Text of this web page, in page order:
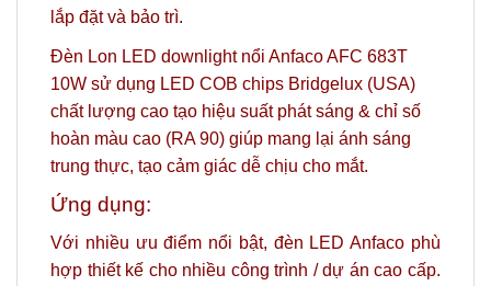
lắp đặt và bảo trì.
Đèn Lon LED downlight nổi Anfaco AFC 683T
10W sử dụng LED COB chips Bridgelux (USA)
chất lượng cao tạo hiệu suất phát sáng & chỉ số
hoàn màu cao (RA 90) giúp mang lại ánh sáng
trung thực, tạo cảm giác dễ chịu cho mắt.
Ứng dụng:
Với nhiều ưu điểm nổi bật, đèn LED Anfaco phù
hợp thiết kế cho nhiều công trình / dự án cao cấp.